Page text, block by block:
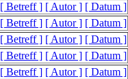
[ Betreff ] [ Autor ] [ Datum ]
[ Betreff ] [ Autor ] [ Datum ]
[ Betreff ] [ Autor ] [ Datum ]
[ Betreff ] [ Autor ] [ Datum ]
[ Betreff ] [ Autor ] [ Datum ]